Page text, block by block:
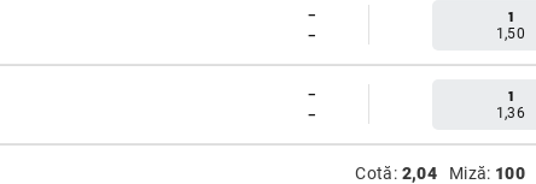
-
-
1
1,50
-
-
1
1,36
Cotă: 2,04 Miză: 100